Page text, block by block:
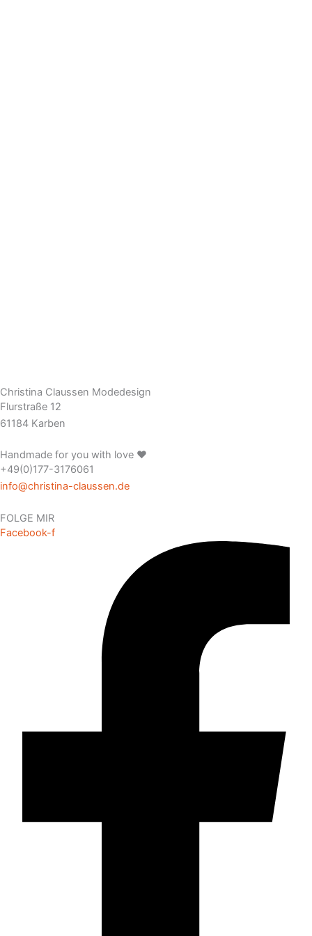
Christina Claussen Modedesign
Flurstraße 12
61184 Karben
Handmade for you with love ❤️
+49(0)177-3176061
info@christina-claussen.de
FOLGE MIR
Facebook-f